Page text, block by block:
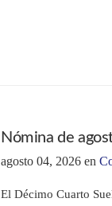
Nómina de
agosto 04, 2026 en
El Décimo Cuarto